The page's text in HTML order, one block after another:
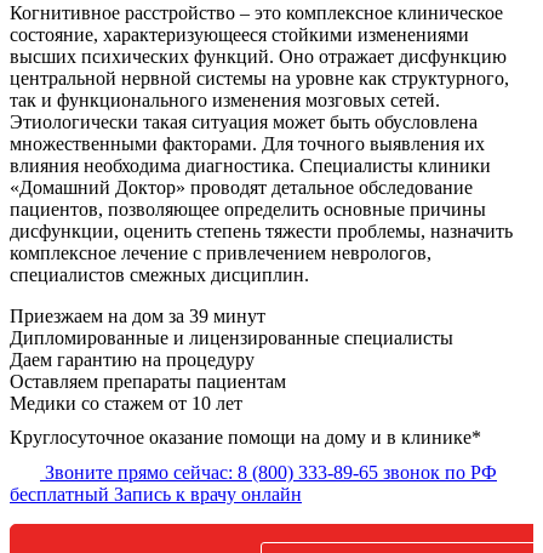
Когнитивное расстройство – это комплексное клиническое
состояние, характеризующееся стойкими изменениями
высших психических функций. Оно отражает дисфункцию
центральной нервной системы на уровне как структурного,
так и функционального изменения мозговых сетей.
Этиологически такая ситуация может быть обусловлена
множественными факторами. Для точного выявления их
влияния необходима диагностика. Специалисты клиники
«Домашний Доктор» проводят детальное обследование
пациентов, позволяющее определить основные причины
дисфункции, оценить степень тяжести проблемы, назначить
комплексное лечение с привлечением неврологов,
специалистов смежных дисциплин.
Приезжаем на дом за 39 минут
Дипломированные и лицензированные специалисты
Даем гарантию на процедуру
Оставляем препараты пациентам
Медики со стажем от 10 лет
Круглосуточное оказание помощи на дому и в клинике*
Звоните прямо сейчас: 8 (800) 333-89-65 звонок по РФ
бесплатный Запись к врачу онлайн